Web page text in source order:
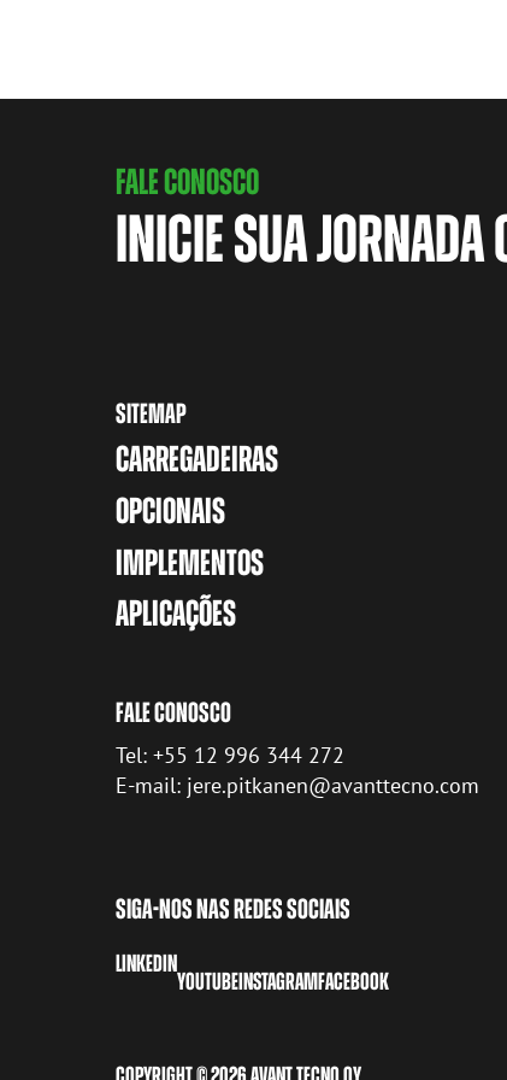
FALE CONOSCO
INICIE SUA JORNADA
SITEMAP
CARREGADEIRAS
OPCIONAIS
IMPLEMENTOS
APLICAÇÕES
FALE CONOSCO
Tel: +55 12 996 344 272
E-mail: jere.pitkanen@avanttecno.com
SIGA-NOS NAS REDES SOCIAIS
LINKEDIN
YOUTUBEINSTAGRAMFACEBOOK